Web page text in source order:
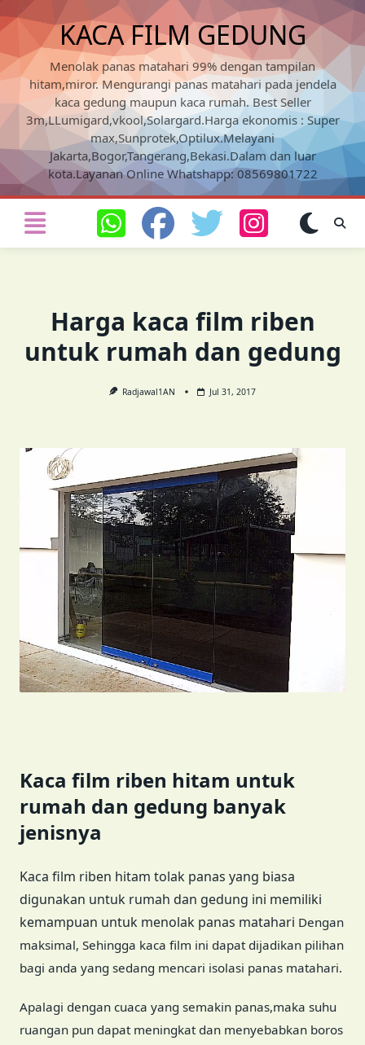
Skip
to
content
KACA FILM GEDUNG
Menolak panas matahari 99% dengan tampilan
hitam,miror. Mengurangi panas matahari pada jendela
kaca gedung maupun kaca rumah. Best Seller
3m,LLumigard,vkool,Solargard.Harga ekonomis : Super
max,Sunprotek,Optilux.Melayani
Jakarta,Bogor,Tangerang,Bekasi.Dalam dan luar
kota.Layanan Online Whatshapp: 08569801722
Harga kaca film riben
untuk rumah dan gedung
Radjawal1AN Jul 31, 2017
Kaca film riben hitam untuk
rumah dan gedung banyak
jenisnya
Kaca film riben hitam tolak panas yang biasa
digunakan untuk rumah dan gedung ini memiliki
kemampuan untuk menolak panas matahari Dengan
maksimal, Sehingga kaca film ini dapat dijadikan pilihan
bagi anda yang sedang mencari isolasi panas matahari.
Apalagi dengan cuaca yang semakin panas,maka suhu
ruangan pun dapat meningkat dan menyebabkan boros